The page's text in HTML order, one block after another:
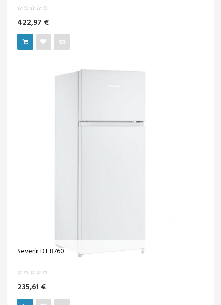
422,97 €
Severin DT 8760
235,61 €